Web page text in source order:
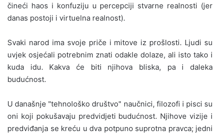
čineći haos i konfuziju u percepciji stvarne realnosti (jer
danas postoji i virtuelna realnost).
Svaki narod ima svoje priče i mitove iz prošlosti. Ljudi su
uvjek osjećali potrebnim znati odakle dolaze, ali isto tako i
kuda idu. Kakva će biti njihova bliska, pa i daleka
budućnost.
U današnje "tehnološko društvo" naučnici, filozofi i pisci su
oni koji pokušavaju predvidjeti budućnost. Njihove vizije i
predviđanja se kreću u dva potpuno suprotna pravca; jedni